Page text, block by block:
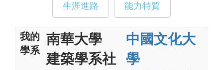
生涯進路 能力特質
我的
學系
南華大學
建築學系社
中國文化大
學